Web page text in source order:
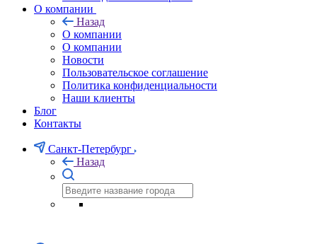
О компании
Назад
О компании
О компании
Новости
Пользовательское соглашение
Политика конфиденциальности
Наши клиенты
Блог
Контакты
Санкт-Петербург
Назад